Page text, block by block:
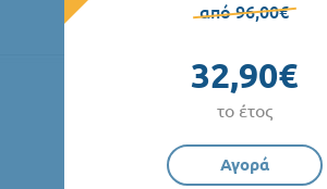
από 96,00€
32,90€
το έτος
Αγορά